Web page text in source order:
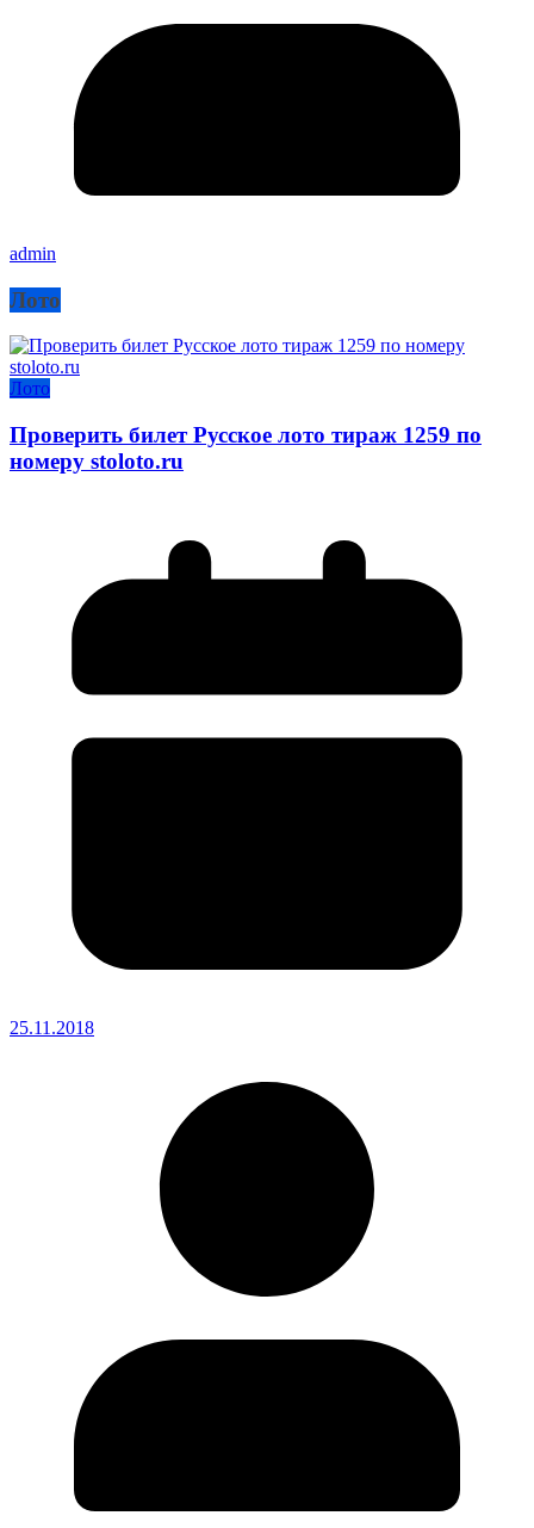
admin
Лото
Лото
Проверить билет Русское лото тираж 1259 по
номеру stoloto.ru
25.11.2018